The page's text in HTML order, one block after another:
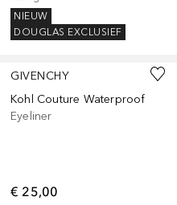
NIEUW
DOUGLAS EXCLUSIEF
GIVENCHY
Kohl Couture Waterproof
Eyeliner
€ 25,00
+3